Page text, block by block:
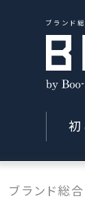
ブランド
ブランド総